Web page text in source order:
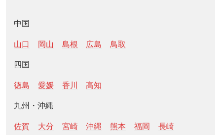
中国
山口 岡山 島根 広島 鳥取
四国
徳島 愛媛 香川 高知
九州・沖縄
佐賀 大分 宮崎 沖縄 熊本 福岡
長崎